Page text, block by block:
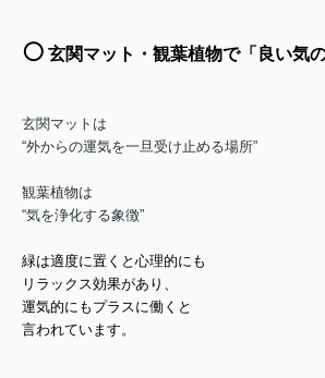
⚪️ 玄関マット・観葉植物で「良い気
玄関マットは
“外からの運気を一旦受け止める場所”
観葉植物は
“気を浄化する象徴”
緑は適度に置くと心理的にも
リラックス効果があり、
運気的にもプラスに働くと
言われています。